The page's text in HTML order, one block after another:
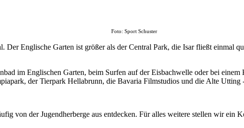
Foto: Sport Schuster
Der Englische Garten ist größer als der Central Park, die Isar fließt einmal
im Englischen Garten, beim Surfen auf der Eisbachwelle oder bei
der Tierpark Hellabrunn, die Bavaria Filmstudios und die Alte Utting
von der Jugendherberge aus entdecken. Für alles weitere stellen wir